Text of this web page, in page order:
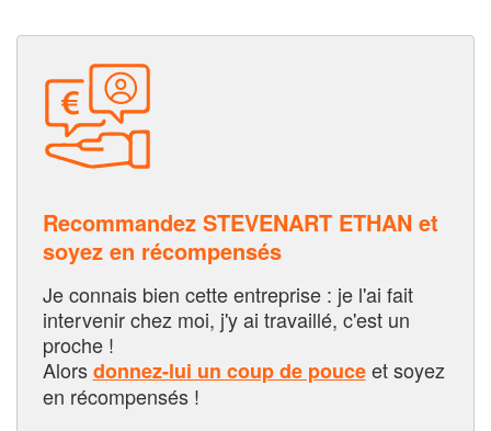
Recommandez STEVENART ETHAN et
soyez en récompensés
Je connais bien cette entreprise : je l'ai fait
intervenir chez moi, j'y ai travaillé, c'est un
proche !
Alorsdonnez-lui un coup de pouceet soyez
en récompensés !